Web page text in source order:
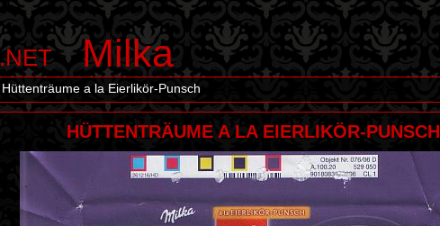
.NET Milka
Hüttenträume a la Eierlikör-Punsch
HÜTTENTRÄUME A LA EIERLIKÖR-PUNSCH